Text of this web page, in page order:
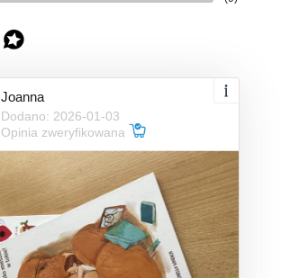
Joanna
Dodano: 2026-01-03
Opinia zweryfikowana